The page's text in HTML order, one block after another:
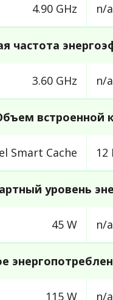
4.90 GHz n/a
частота
3.60 GHz n/a
встроенной
Smart Cache 12
уровень
45 W n/a
115 W n/a